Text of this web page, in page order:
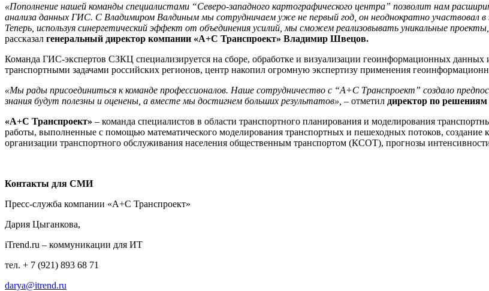
«Пополнение нашей команды специалистами “Северо-западного картографического центра” позволит нам
анализа данных ГИС. С Владимиром Валдиным мы сотрудничаем уже не первый год, он неоднократно участвовал
Теперь, используя синергетический эффект от объединения усилий, мы сможем реализовывать уникальные
рассказал генеральный директор компании «А+С Транспроект» Владимир Швецов.
Команда ГИС-экспертов СЗКЦ специализируется на сборе, обработке и визуализации геоинформационных данных
транспортными задачами российских регионов, центр накопил огромную экспертизу применения
«Мы рады присоединиться к команде профессионалов. Наше сотрудничество с “А+С Транспроект” создало
знания будут полезны и оценены, а вместе мы достигнем больших результатов», – отметил директор по
«А+С Транспроект» – команда специалистов в области транспортного планирования и моделирования
работы, выполненные с помощью математического моделирования транспортных и пешеходных потоков,
организации транспортного обслуживания населения общественным транспортом (КСОТ), прогнозы
Контакты для СМИ
Пресс-служба компании «А+С Транспроект»
Дария Цыганкова,
iTrend.ru – коммуникации для ИТ
тел. + 7 (921) 893 68 71
darya@itrend.ru